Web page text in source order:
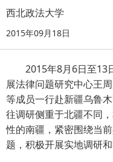
西北政法大学
2015年09月18日
2015年8月6日至13
展法律问题研究中心王
等成员一行赴新疆乌鲁
往调研侧重于北疆不同
性的南疆，紧密围绕当
题，积极开展实地调研和